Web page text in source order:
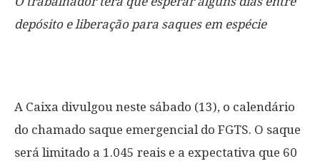
depósito e liberação para saques em espécie
A Caixa divulgou neste sábado (13), o calendário
do chamado saque emergencial do FGTS. O saque
será limitado a 1.045 reais e a expectativa que 60